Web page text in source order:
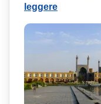
leggere